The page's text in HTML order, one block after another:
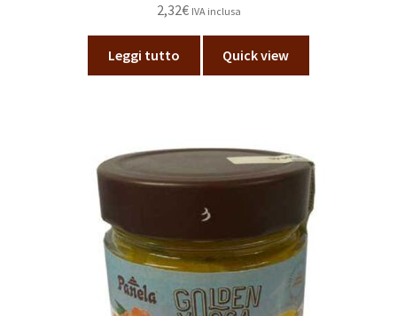
2,32€ IVA inclusa
Leggi tutto Quick view